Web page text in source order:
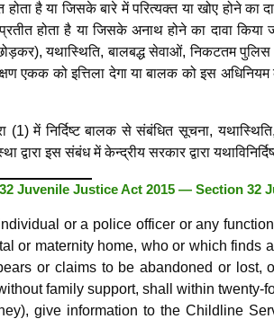
है या जिसके बारे में परित्यक्त या खोए होने का
होता है या जिसके अनाथ होने का दावा
यथास्थिति, बालबद्ध सेवाओं, निकटतम
एकक को इत्तिला देगा या बालक को इस
(1) में निर्दिष्ट बालक से संबंधित सूचना,
द्वारा इस संबंध में केन्द्रीय सरकार द्वारा
Juvenile Justice Act 2015 — Section 32
or a police officer or any
or maternity home, who or which finds
or claims to be abandoned or lost,
family support, shall within twenty-
give information to the Childline